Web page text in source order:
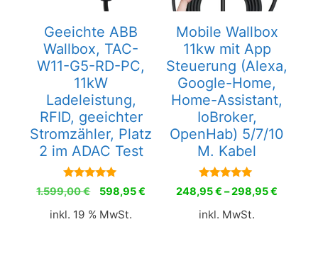
Geeichte ABB
Wallbox, TAC-
W11-G5-RD-PC,
11kW
Ladeleistung,
RFID, geeichter
Stromzähler, Platz
2 im ADAC Test
5.00
von 5
1.599,00€
Ursprünglicher
war:
598,95€ Aktueller
inkl. 19 % MwSt.
Mobile Wallbox
11kw mit App
Steuerung (Alexa,
Google-Home,
Home-Assistant,
IoBroker,
OpenHab) 5/7/10
M. Kabel
5.00
von 5
248,95€ –298,95€
inkl. MwSt.